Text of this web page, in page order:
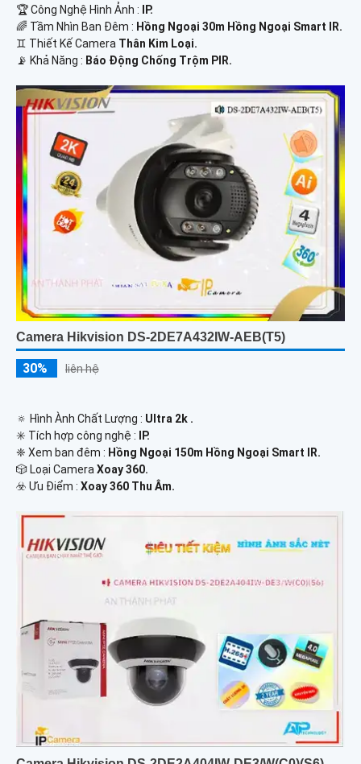
🏆 Công Nghệ Hình Ảnh : IP.
🌈 Tầm Nhìn Ban Đêm : Hồng Ngoại 30m Hồng Ngoại Smart IR.
♊ Thiết Kế Camera Thân Kim Loại.
️📡 Khả Năng : Báo Động Chống Trộm PIR.
Camera Hikvision DS-2DE7A432IW-AEB(T5)
30% liên hệ
🔅 Hình Ành Chất Lượng : Ultra 2k .
✳️ Tích hợp công nghệ :
IP.
❈ Xem ban đêm : Hồng Ngoại 150m Hồng Ngoại Smart IR.
🎲 Loại CameraXoay 360.
️☣️ Ưu Điểm : Xoay 360 Thu Âm.